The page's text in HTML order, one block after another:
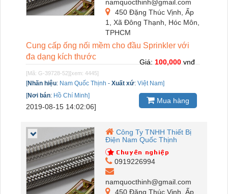
namquocthinh@gmail.com
450 Đặng Thúc Vịnh, Ấp
1, Xã Đông Thạnh, Hóc Môn,
TPHCM
Cung cấp ống nối mềm cho đầu Sprinkler với
đa dạng kích thước
[Mã: G-39728-52][xem: 4445]
[Nhãn hiệu: Nam Quốc Thịnh - Xuất xứ: Việt Nam]
[Nơi bán: Hồ Chí Minh]
2019-08-15 14:02:06]
Giá:100,000vnđ
Mua hàng
Công Ty TNHH Thiết Bị
Điện Nam Quốc Thịnh
0919226994
namquocthinh@gmail.com
450 Đặng Thúc Vịnh, Ấp